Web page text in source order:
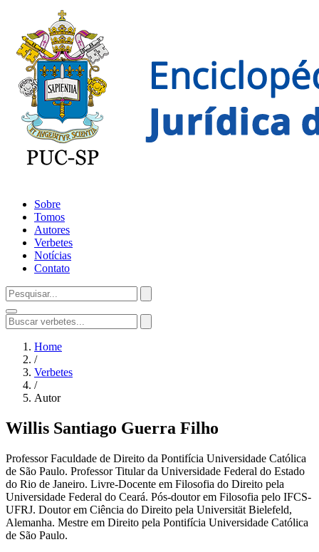
Sobre
Tomos
Autores
Verbetes
Notícias
Contato
Home
/
Verbetes
/
Autor
Willis Santiago Guerra Filho
Professor Faculdade de Direito da Pontifícia Universidade Católica
de São Paulo. Professor Titular da Universidade Federal do Estado
do Rio de Janeiro. Livre-Docente em Filosofia do Direito pela
Universidade Federal do Ceará. Pós-doutor em Filosofia pelo IFCS-
UFRJ. Doutor em Ciência do Direito pela Universität Bielefeld,
Alemanha. Mestre em Direito pela Pontifícia Universidade Católica
de São Paulo.